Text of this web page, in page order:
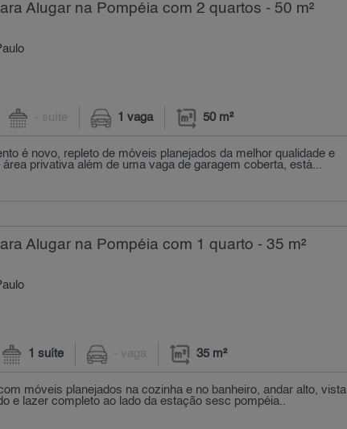
Alugar na Pompéia com 2 quartos - 50 m²
- suíte 1 vaga 50 m²
é novo, repleto de móveis planejados da melhor qualidade e
área privativa além de uma vaga de garagem coberta, está...
Alugar na Pompéia com 1 quarto - 35 m²
1 suíte - vaga 35 m²
móveis planejados na cozinha e no banheiro, andar alto, vista
e lazer completo ao lado da estação sesc pompéia..